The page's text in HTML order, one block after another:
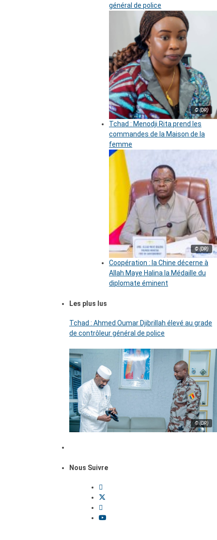
général de police
© (DR)
Tchad : Menodji Rita prend les
commandes de la Maison de la
femme
© (DR)
Coopération : la Chine décerne à
Allah Maye Halina la Médaille du
diplomate éminent
Les plus lus
Tchad : Ahmed Oumar Djibrillah élevé au grade
de contrôleur général de police
© (DR)
Nous Suivre